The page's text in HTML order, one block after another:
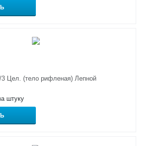
Цел. (тело рифленая) Лепной
штуку